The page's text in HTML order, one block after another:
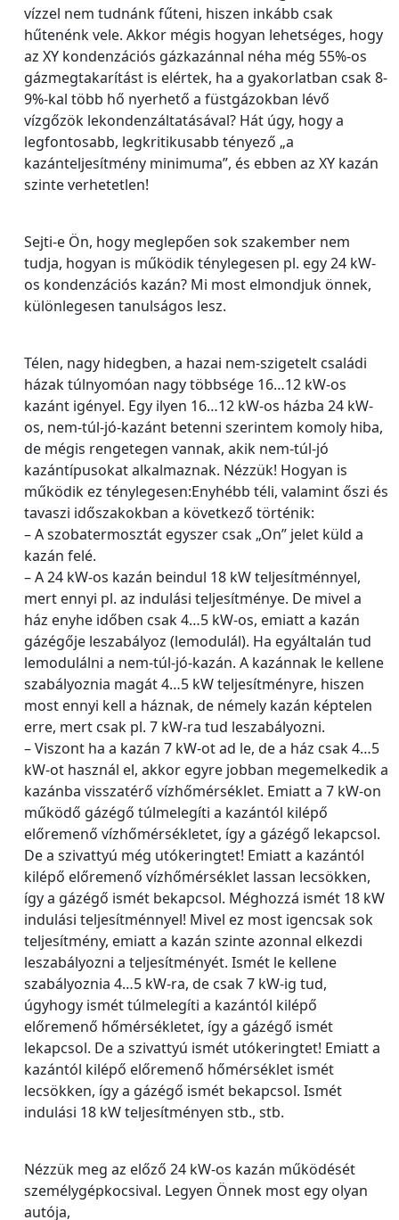
vízzel nem tudnánk fűteni, hiszen inkább csak
hűtenénk vele. Akkor mégis hogyan lehetséges, hogy
az XY kondenzációs gázkazánnal néha még 55%-os
gázmegtakarítást is elértek, ha a gyakorlatban csak 8-
9%-kal több hő nyerhető a füstgázokban lévő
vízgőzök lekondenzáltatásával? Hát úgy, hogy a
legfontosabb, legkritikusabb tényező „a
kazánteljesítmény minimuma”, és ebben az XY kazán
szinte verhetetlen!
Sejti-e Ön, hogy meglepően sok szakember nem
tudja, hogyan is működik ténylegesen pl. egy 24 kW-
os kondenzációs kazán? Mi most elmondjuk önnek,
különlegesen tanulságos lesz.
Télen, nagy hidegben, a hazai nem-szigetelt családi
házak túlnyomóan nagy többsége 16…12 kW-os
kazánt igényel. Egy ilyen 16…12 kW-os házba 24 kW-
os, nem-túl-jó-kazánt betenni szerintem komoly hiba,
de mégis rengetegen vannak, akik nem-túl-jó
kazántípusokat alkalmaznak. Nézzük! Hogyan is
működik ez ténylegesen:Enyhébb téli, valamint őszi és
tavaszi időszakokban a következő történik:
– A szobatermosztát egyszer csak „On” jelet küld a
kazán felé.
– A 24 kW-os kazán beindul 18 kW teljesítménnyel,
mert ennyi pl. az indulási teljesítménye. De mivel a
ház enyhe időben csak 4…5 kW-os, emiatt a kazán
gázégője leszabályoz (lemodulál). Ha egyáltalán tud
lemodulálni a nem-túl-jó-kazán. A kazánnak le kellene
szabályoznia magát 4…5 kW teljesítményre, hiszen
most ennyi kell a háznak, de némely kazán képtelen
erre, mert csak pl. 7 kW-ra tud leszabályozni.
– Viszont ha a kazán 7 kW-ot ad le, de a ház csak 4…5
kW-ot használ el, akkor egyre jobban megemelkedik a
kazánba visszatérő vízhőmérséklet. Emiatt a 7 kW-on
működő gázégő túlmelegíti a kazántól kilépő
előremenő vízhőmérsékletet, így a gázégő lekapcsol.
De a szivattyú még utókeringtet! Emiatt a kazántól
kilépő előremenő vízhőmérséklet lassan lecsökken,
így a gázégő ismét bekapcsol. Méghozzá ismét 18 kW
indulási teljesítménnyel! Mivel ez most igencsak sok
teljesítmény, emiatt a kazán szinte azonnal elkezdi
leszabályozni a teljesítményét. Ismét le kellene
szabályoznia 4…5 kW-ra, de csak 7 kW-ig tud,
úgyhogy ismét túlmelegíti a kazántól kilépő
előremenő hőmérsékletet, így a gázégő ismét
lekapcsol. De a szivattyú ismét utókeringtet! Emiatt a
kazántól kilépő előremenő hőmérséklet ismét
lecsökken, így a gázégő ismét bekapcsol. Ismét
indulási 18 kW teljesítményen stb., stb.
Nézzük meg az előző 24 kW-os kazán működését
személygépkocsival. Legyen Önnek most egy olyan
autója,